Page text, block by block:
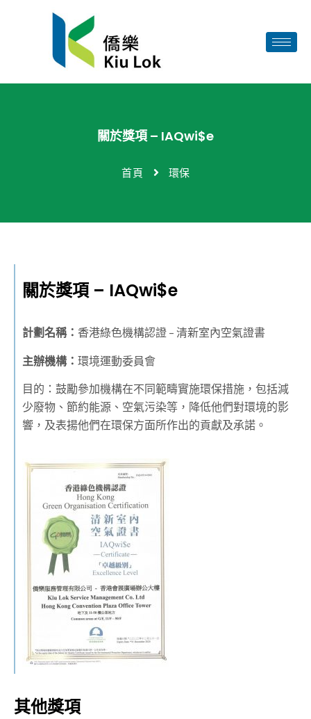
關於獎項 – IAQwi$e
首頁 環保
關於獎項 – IAQwi$e
計劃名稱： 香港綠色機構認證 – 清新室內空氣證書
主辦機構： 環境運動委員會
目的：鼓勵參加機構在不同範疇實施環保措施，包括減
少廢物、節約能源、空氣污染等，降低他們對環境的影
響，及表揚他們在環保方面所作出的貢獻及承諾。
其他獎項